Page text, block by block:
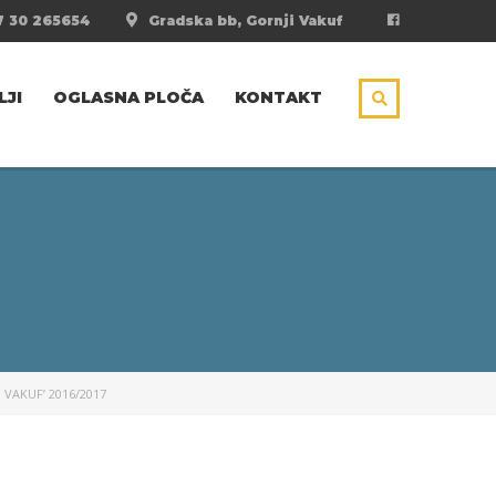
Gradska bb, Gornji Vakuf
30 265654
OGLASNA PLOČA KONTAKT
2016/2017